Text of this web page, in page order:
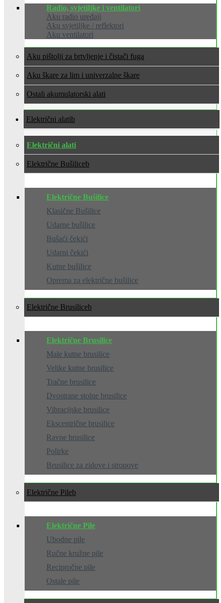
Radio, svjetiljke i ventilatori
Aku radio uređaji
Aku svjetiljke / reflektori
Aku ventilatori
Aku pištolji za brtvljenje i čistači fuga
Aku škare za lim i univerzalne škare
Ostali akumulatorski alati
Električni alati
Električni alati
Električne Bušilice
Električne Bušilice
Klasične Bušilice
Udarne bušilice
Bušaći čekići
Udarni čekići
Kutne bušilice
Oprema za električne bušilice
Električne Brusilice
Električne Brusilice
Male kutne brusilice
Velike kutne brusilice
Tračne brusilice
Dvostrane stolne brusilice
Vibracijske brusilice
Ekscentrične brusilice
Ravne brusilice
Polirke
Brusilice za zidove i stropove
Električne Pile
Električne Pile
Ubodne pile
Ručne kružne pile
Recipročne pile
Ostale pile